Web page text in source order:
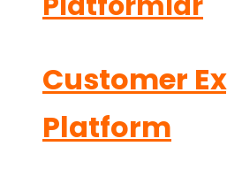
Customer
Platform